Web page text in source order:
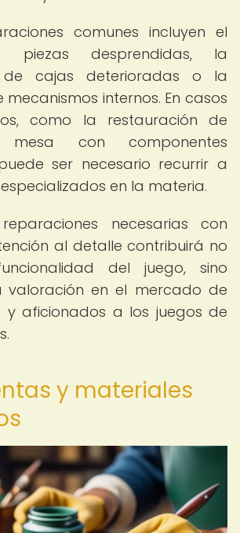
comunes incluyen el
piezas desprendidas, la
de cajas deterioradas o la
internos. En casos
como la restauración de
con componentes
ser necesario recurrir a
en la materia.
necesarias con
al detalle contribuirá no
del juego, sino
valoración en el mercado de
y aficionados a los juegos de
y materiales